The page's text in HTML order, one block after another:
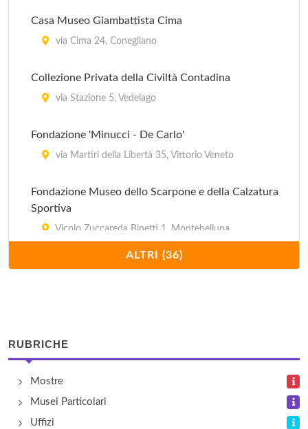
Casa Museo Giambattista Cima
via Cima 24, Conegliano
Collezione Privata della Civiltà Contadina
via Stazione 5, Vedelago
Fondazione 'Minucci - De Carlo'
via Martiri della Libertà 35, Vittorio Veneto
Fondazione Museo dello Scarpone e della Calzatura
Sportiva
Vicolo Zuccareda Binetti 1, Montebelluna
Galleria Vittorio Emanuele III
via Madonna del Covolo , Crespano del Grappa
Musei Civico Naturalistico e Storico della Grande
ALTRI (36)
RUBRICHE
Mostre
Musei Particolari
Uffizi